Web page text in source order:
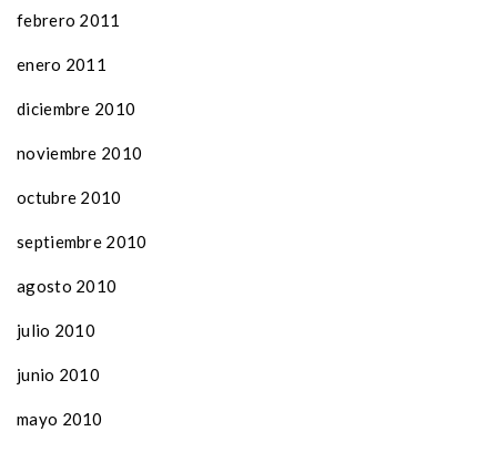
febrero 2011
enero 2011
diciembre 2010
noviembre 2010
octubre 2010
septiembre 2010
agosto 2010
julio 2010
junio 2010
mayo 2010